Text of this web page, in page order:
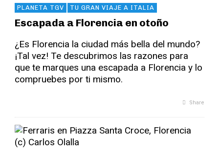
PLANETA TGV TU GRAN VIAJE A ITALIA
Escapada a Florencia en otoño
¿Es Florencia la ciudad más bella del mundo?
¡Tal vez! Te descubrimos las razones para
que te marques una escapada a Florencia y lo
compruebes por ti mismo.
Share